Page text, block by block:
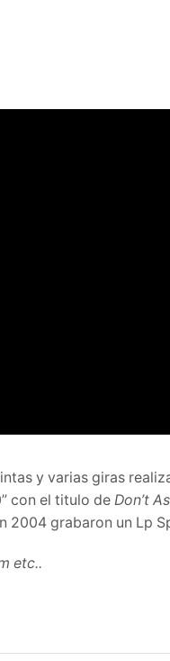
y varias giras
con el titulo de Don’t
grabaron un Lp
etc..